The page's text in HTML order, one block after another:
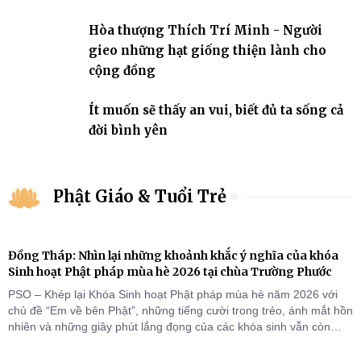
Hòa thượng Thích Trí Minh - Người
gieo những hạt giống thiện lành cho
cộng đồng
Ít muốn sẽ thấy an vui, biết đủ ta sống cả
đời bình yên
Phật Giáo & Tuổi Trẻ
Đồng Tháp: Nhìn lại những khoảnh khắc ý nghĩa của khóa
Sinh hoạt Phật pháp mùa hè 2026 tại chùa Trường Phước
PSO – Khép lại Khóa Sinh hoạt Phật pháp mùa hè năm 2026 với
chủ đề “Em về bên Phật”, những tiếng cười trong trẻo, ánh mắt hồn
nhiên và những giây phút lắng đọng của các khóa sinh vẫn còn